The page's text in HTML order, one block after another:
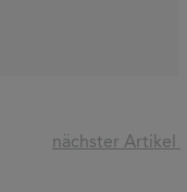
nächster Artikel